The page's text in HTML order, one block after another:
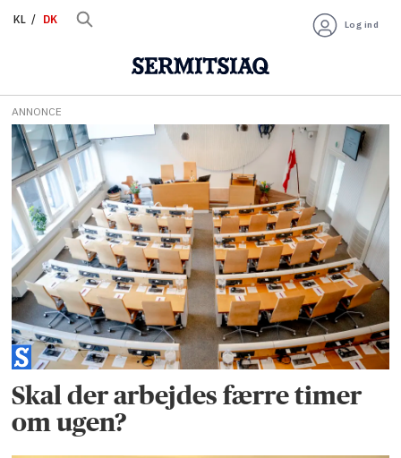
KL DK Log ind
Tag:
arbejdstid
ANNONCE
Skal der arbejdes færre timer
om ugen?